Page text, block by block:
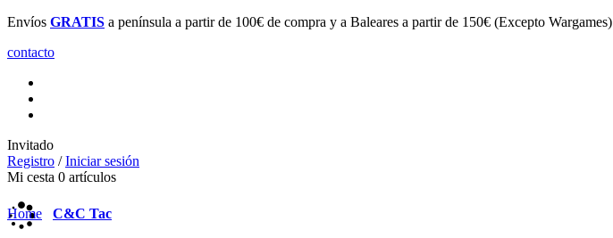
Envíos GRATIS a península a partir de 100€ de compra y a Baleares a partir de 150€ (Excepto Wargames)
contacto
Invitado
Registro /Iniciar sesión
Mi cesta 0 artículos
Home C&C Tac